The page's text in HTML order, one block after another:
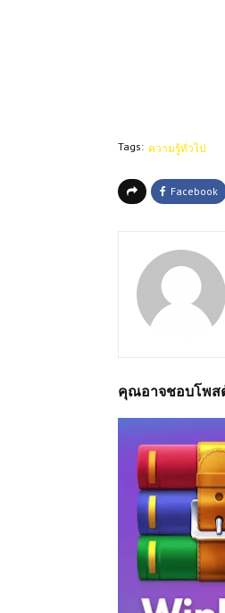
Tags: ความรู้ทั่วไป
คุณอาจชอบโพส